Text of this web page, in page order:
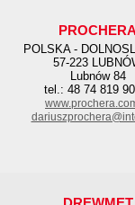
POLSKA -
57-223
Lubnów 84
tel.: 48 74 819